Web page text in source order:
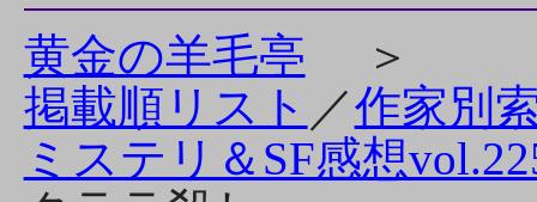
黄金の羊毛亭 ＞
掲載順リスト ／作家別
ミステリ＆SF感想